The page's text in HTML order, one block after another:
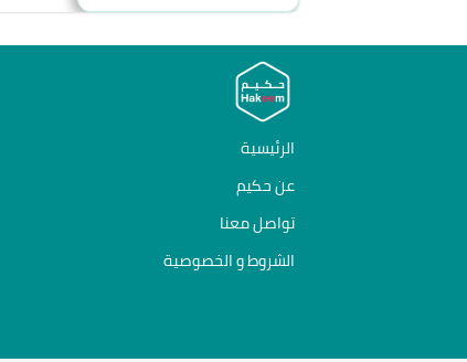
الرئيسية
عن حكيم
تواصل معنا
الشروط و الخصوصية